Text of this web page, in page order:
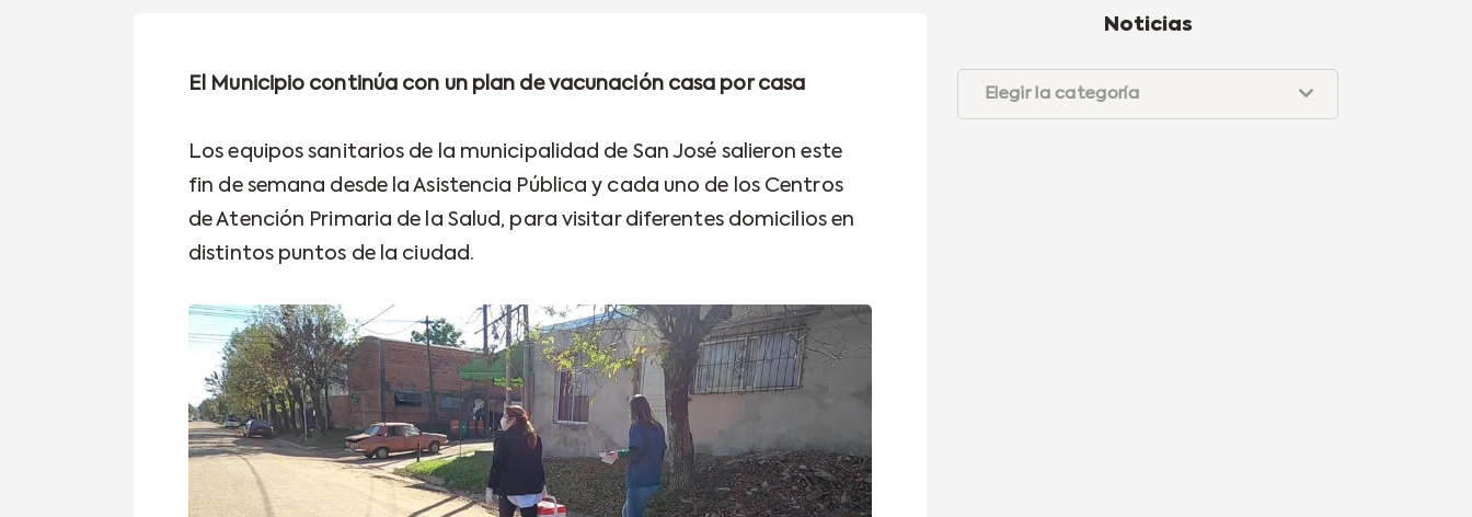
El Municipio continúa con un plan de vacunación casa por casa
Los equipos sanitarios de la municipalidad de San José salieron este
fin de semana desde la Asistencia Pública y cada uno de los Centros
de Atención Primaria de la Salud, para visitar diferentes domicilios en
distintos puntos de la ciudad.
Noticias